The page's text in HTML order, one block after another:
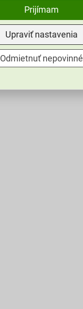
Prijímam
Upraviť nastavenia
Odmietnuť nepovinné